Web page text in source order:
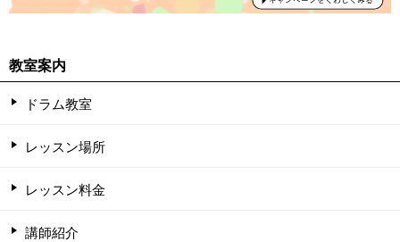
教室案内
ドラム教室
レッスン場所
レッスン料金
講師紹介